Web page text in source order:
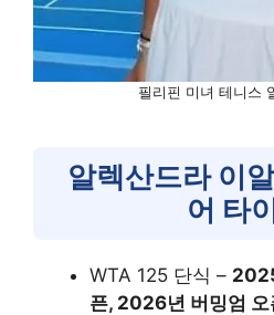
필리핀 미녀 테니스
알렉산드라 이
어 타
WTA 125 단식 –
픈, 2026년 버밍엄 오